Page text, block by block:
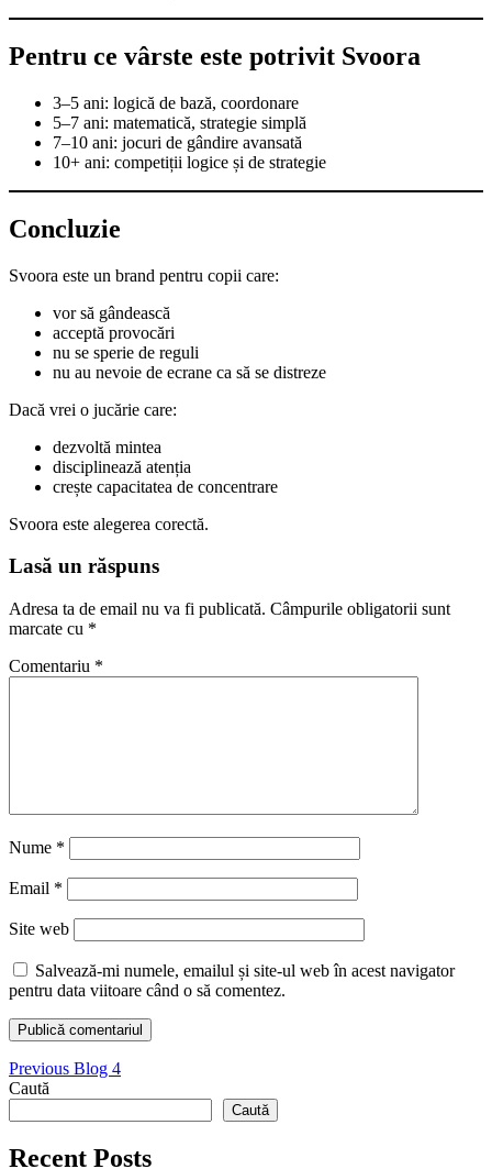
Pentru ce vârste este potrivit Svoora
3–5 ani: logică de bază, coordonare
5–7 ani: matematică, strategie simplă
7–10 ani: jocuri de gândire avansată
10+ ani: competiții logice și de strategie
Concluzie
Svoora este un brand pentru copii care:
vor să gândească
acceptă provocări
nu se sperie de reguli
nu au nevoie de ecrane ca să se distreze
Dacă vrei o jucărie care:
dezvoltă mintea
disciplinează atenția
crește capacitatea de concentrare
Svoora este alegerea corectă.
Lasă un răspuns
Adresa ta de email nu va fi publicată. Câmpurile obligatorii sunt
marcate cu *
Comentariu *
Nume *
Email *
Site web
Salvează-mi numele, emailul și site-ul web în acest navigator
pentru data viitoare când o să comentez.
Navigare
în
articole
Previous Previous
Blog 4
Caută
Caută
Recent Posts